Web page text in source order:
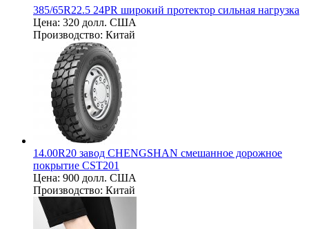
385/65R22.5 24PR широкий протектор сильная нагрузка
Цена: 320 долл. США
Производство: Китай
14.00R20 завод CHENGSHAN смешанное дорожное
покрытие CST201
Цена: 900 долл. США
Производство: Китай